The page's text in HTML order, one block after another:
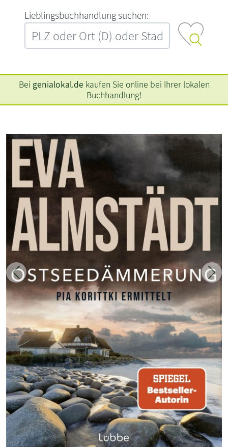
L‍i‍e‍b‍l‍i‍n‍g‍s‍b‍u‍c‍h‍h‍a‍n‍d‍l‍u‍n‍g‍ ‍s‍u‍c‍h‍e‍n‍:‍
Bei genialokal.de kaufen Sie online bei Ihrer lokalen
Buchhandlung!
Zurück